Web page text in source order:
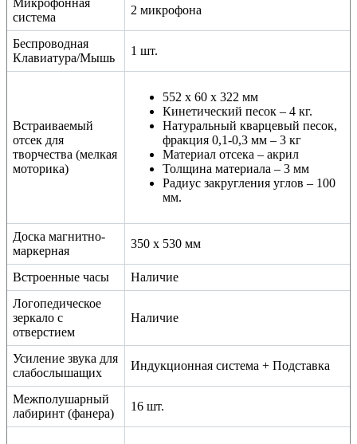
система
2 микрофона
Беспроводная
Клавиатура/Мышь
1 шт.
Встраиваемый
отсек для
творчества (мелкая
моторика)
552 х 60 х 322 мм
Кинетический песок – 4 кг.
Натуральный кварцевый песок,
фракция 0,1-0,3 мм – 3 кг
Материал отсека – акрил
Толщина материала – 3 мм
Радиус закругления углов – 100
мм.
Доска магнитно-
маркерная
350 х 530 мм
Встроенные часы
Наличие
Логопедическое
зеркало с
отверстием
Наличие
Усиление звука для
слабослышащих
Индукционная система + Подставка
Межполушарный
лабиринт (фанера)
16 шт.